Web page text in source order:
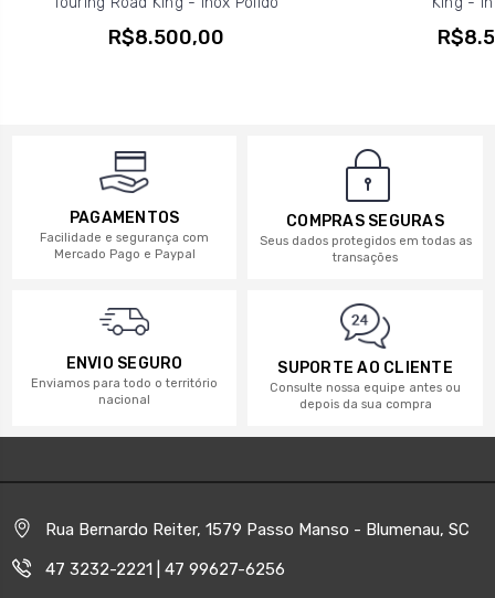
R$8.500,00
PAGAMENTOS
Facilidade e segurança com
Mercado Pago e Paypal
COMPRAS SEGURAS
Seus dados protegidos em todas as
transações
ENVIO SEGURO
Enviamos para todo o território
nacional
SUPORTE AO CLIENTE
Consulte nossa equipe antes ou
depois da sua compra
Rua Bernardo Reiter, 1579 Passo Manso - Blumenau, SC
47 3232-2221 | 47 99627-6256